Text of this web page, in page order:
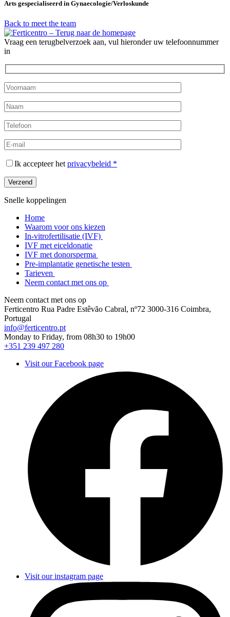
Arts gespecialiseerd in Gynaecologie/Verloskunde
Back to meet the team
Vraag een terugbelverzoek aan, vul hieronder uw telefoonnummer
in
Ik accepteer hetprivacybeleid *
Snelle koppelingen
Home
Waarom voor ons kiezen
In-vitrofertilisatie (IVF)
IVF met eiceldonatie
IVF met donorsperma
Pre-implantatie genetische testen
Tarieven
Neem contact met ons op
Neem contact met ons op
Ferticentro Rua Padre Estêvão Cabral, nº72 3000-316 Coimbra,
Portugal
info@ferticentro.pt
Monday to Friday, from 08h30 to 19h00
+351 239 497 280
Visit our Facebook page
Visit our instagram page